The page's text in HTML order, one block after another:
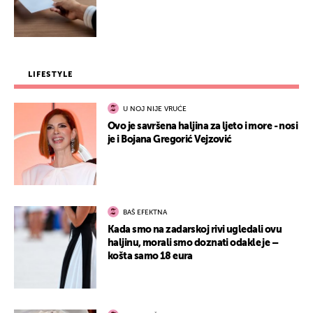
LIFESTYLE
U NOJ NIJE VRUĆE
Ovo je savršena haljina za ljeto i more - nosi
je i Bojana Gregorić Vejzović
BAŠ EFEKTNA
Kada smo na zadarskoj rivi ugledali ovu
haljinu, morali smo doznati odakle je –
košta samo 18 eura